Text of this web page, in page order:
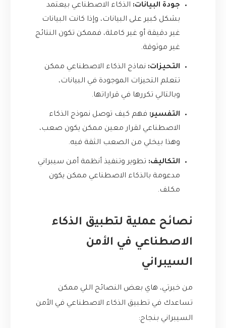
جودة البيانات: الذكاء الاصطناعي بيعتمد
بشكل كبير على البيانات، وإذا كانت البيانات
غير دقيقة أو غير كاملة، فممكن تكون النتائج
غير موثوقة.
التحيزات: نماذج الذكاء الاصطناعي ممكن
تتعلم التحيزات الموجودة في البيانات،
وبالتالي تكررها في قراراتها.
التفسير: فهم كيف توصل نموذج الذكاء
الاصطناعي لقرار معين ممكن يكون صعب،
وهذا بيخلي من الصعب الثقة فيه.
التكاليف: تطوير وتنفيذ أنظمة أمن سيبراني
مدعومة بالذكاء الاصطناعي ممكن يكون
مكلف.
نصائح عملية لتطبيق الذكاء
الاصطناعي في الأمن
السيبراني
من خبرتي، هاي بعض النصائح اللي ممكن
تساعدك في تطبيق الذكاء الاصطناعي في الأمن
السيبراني بنجاح: